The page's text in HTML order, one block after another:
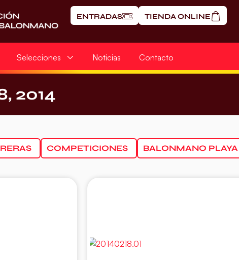
ENTRADAS TIENDA ONLINE
Selecciones Noticias Contacto
2014
COMPETICIONES BALONMANO PLAYA